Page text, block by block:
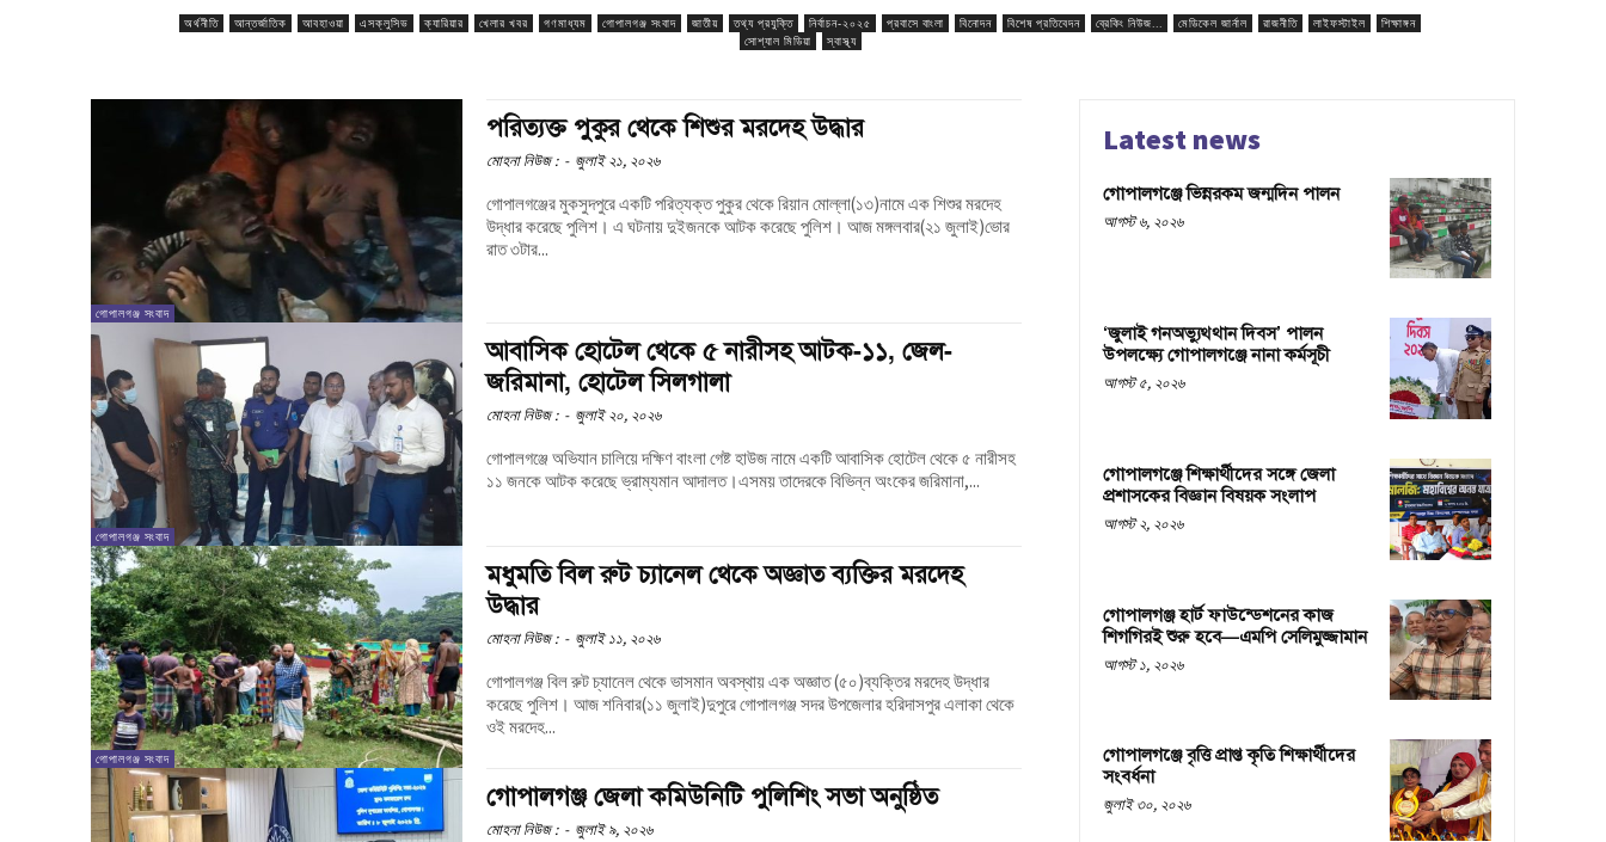
অর্থনীতি আন্তর্জাতিক আবহাওয়া এসক্লুসিভ ক্যারিয়ার খেলার খবর গণমাধ্যম গোপালগঞ্জ সংবাদ জাতীয় তথ্য প্রযুক্তি নির্বাচন-২০২৫ প্রবাসে বাংলা বিনোদন বিশেষ প্রতিবেদন ব্রেকিং নিউজ... মেডিকেল জার্নাল রাজনীতি লাইফস্টাইল
শিক্ষাঙ্গন
সোশ্যাল মিডিয়া
স্বাস্থ্য
গোপালগঞ্জ সংবাদ
পরিত্যক্ত পুকুর থেকে শিশুর মরদেহ উদ্ধার
মোহনা নিউজ : - জুলাই ২১, ২০২৬
গোপালগঞ্জের মুকসুদপুরে একটি পরিত্যক্ত পুকুর থেকে রিয়ান মোল্লা(১৩)নামে এক শিশুর মরদেহ
উদ্ধার করেছে পুলিশ। এ ঘটনায় দুইজনকে আটক করেছে পুলিশ। আজ মঙ্গলবার(২১ জুলাই)ভোর
রাত ৩টার...
গোপালগঞ্জ সংবাদ
আবাসিক হোটেল থেকে ৫ নারীসহ আটক-১১, জেল-
জরিমানা, হোটেল সিলগালা
মোহনা নিউজ : - জুলাই ২০, ২০২৬
গোপালগঞ্জে অভিযান চালিয়ে দক্ষিণ বাংলা গেষ্ট হাউজ নামে একটি আবাসিক হোটেল থেকে ৫ নারীসহ
১১ জনকে আটক করেছে ভ্রাম্যমান আদালত।এসময় তাদেরকে বিভিন্ন অংকের জরিমানা,...
গোপালগঞ্জ সংবাদ
মধুমতি বিল রুট চ্যানেল থেকে অজ্ঞাত ব্যক্তির মরদেহ
উদ্ধার
মোহনা নিউজ : - জুলাই ১১, ২০২৬
গোপালগঞ্জ বিল রুট চ্যানেল থেকে ভাসমান অবস্থায় এক অজ্ঞাত (৫০)ব্যক্তির মরদেহ উদ্ধার
করেছে পুলিশ। আজ শনিবার(১১ জুলাই)দুপুরে গোপালগঞ্জ সদর উপজেলার হরিদাসপুর এলাকা থেকে
ওই মরদেহ...
গোপালগঞ্জ জেলা কমিউনিটি পুলিশিং সভা অনুষ্ঠিত
মোহনা নিউজ : - জুলাই ৯, ২০২৬
Latest news
গোপালগঞ্জে ভিন্নরকম জন্মদিন পালন
আগস্ট ৬, ২০২৬
‘জুলাই গনঅভ্যুথ্থান দিবস’ পালন
উপলক্ষ্যে গোপালগঞ্জে নানা কর্মসূচী
আগস্ট ৫, ২০২৬
গোপালগঞ্জে শিক্ষার্থীদের সঙ্গে জেলা
প্রশাসকের বিজ্ঞান বিষয়ক সংলাপ
আগস্ট ২, ২০২৬
গোপালগঞ্জ হার্ট ফাউন্ডেশনের কাজ
শিগগিরই শুরু হবে—এমপি সেলিমুজ্জামান
আগস্ট ১, ২০২৬
গোপালগঞ্জে বৃত্তি প্রাপ্ত কৃতি শিক্ষার্থীদের
সংবর্ধনা
জুলাই ৩০, ২০২৬